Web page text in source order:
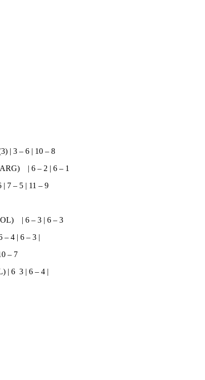
| 3 – 6 | 10 – 8
ARG) | 6 – 2 | 6 – 1
7 – 5 | 11 – 9
| 6 – 3 | 6 – 3
– 4 | 6 – 3 |
– 7
| 6 3 | 6 – 4 |